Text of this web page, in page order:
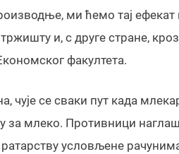
ми ћемо тај
и, с друге стране,
факултета.
чује се сваки пут када
млеко. Противници
ратарству условљене